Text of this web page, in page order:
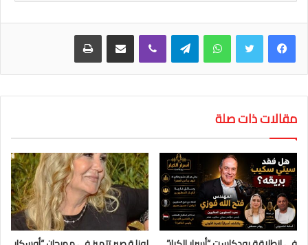
واتساب تيلقرام
مقالات ذات صلة